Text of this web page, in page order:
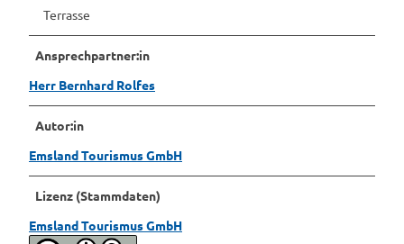
Terrasse
Ansprechpartner:in
Herr Bernhard Rolfes
Autor:in
Emsland Tourismus GmbH
Lizenz (Stammdaten)
Emsland Tourismus GmbH